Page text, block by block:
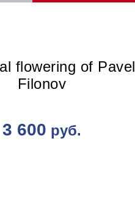
flowering of Pavel
Filonov
3 600 руб.